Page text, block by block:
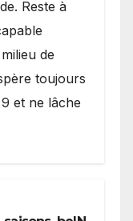
Reste à
de
toujours
et ne lâche